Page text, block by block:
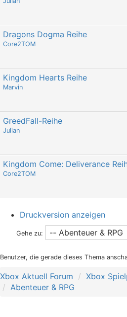
Dragons Dogma Reihe
Core2TOM
Kingdom Hearts Reihe
Marvin
GreedFall-Reihe
Julian
Kingdom Come: Deliverance
Core2TOM
Druckversion anzeigen
Gehe zu:
Benutzer, die gerade dieses Thema
Xbox Aktuell Forum
Xbox
Abenteuer & RPG